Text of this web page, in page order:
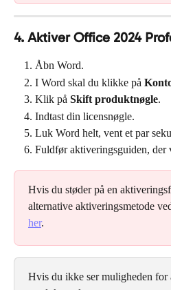
4. Aktiver Office 2024
Åbn Word.
I Word skal du klikke på
Klik på Skift produktnøgle.
Indtast din licensnøgle.
Luk Word helt, vent et par
Fuldfør aktiveringsguiden, der
Hvis du støder på en
alternative aktiveringsmetode
her.
Hvis du ikke ser muligheden for